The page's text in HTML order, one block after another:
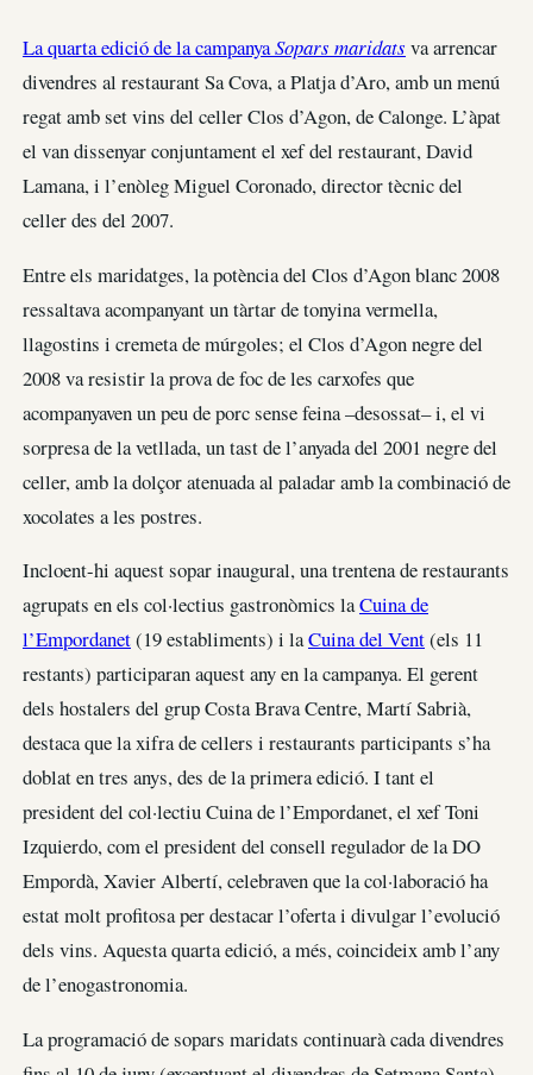
La quarta edició de la campanyaSopars maridats va arrencar
divendres al restaurant Sa Cova, a Platja d’Aro, amb un menú
regat amb set vins del celler Clos d’Agon, de Calonge. L’àpat
el van dissenyar conjuntament el xef del restaurant, David
Lamana, i l’enòleg Miguel Coronado, director tècnic del
celler des del 2007.
Entre els maridatges, la potència del Clos d’Agon blanc 2008
ressaltava acompanyant un tàrtar de tonyina vermella,
llagostins i cremeta de múrgoles; el Clos d’Agon negre del
2008 va resistir la prova de foc de les carxofes que
acompanyaven un peu de porc sense feina –desossat– i, el vi
sorpresa de la vetllada, un tast de l’anyada del 2001 negre del
celler, amb la dolçor atenuada al paladar amb la combinació de
xocolates a les postres.
Incloent-hi aquest sopar inaugural, una trentena de restaurants
agrupats en els col·lectius gastronòmics laCuina de
l’Empordanet(19 establiments) i laCuina del Vent(els 11
restants) participaran aquest any en la campanya. El gerent
dels hostalers del grup Costa Brava Centre, Martí Sabrià,
destaca que la xifra de cellers i restaurants participants s’ha
doblat en tres anys, des de la primera edició. I tant el
president del col·lectiu Cuina de l’Empordanet, el xef Toni
Izquierdo, com el president del consell regulador de la DO
Empordà, Xavier Albertí, celebraven que la col·laboració ha
estat molt profitosa per destacar l’oferta i divulgar l’evolució
dels vins. Aquesta quarta edició, a més, coincideix amb l’any
de l’enogastronomia.
La programació de sopars maridats continuarà cada divendres